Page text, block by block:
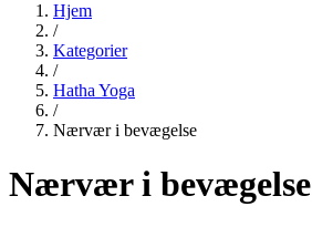
Hjem
/
Kategorier
/
Hatha Yoga
/
Nærvær i bevægelse
Nærvær i bevægelse